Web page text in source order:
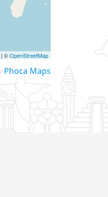
| ©OpenStreetMap
Phoca Maps